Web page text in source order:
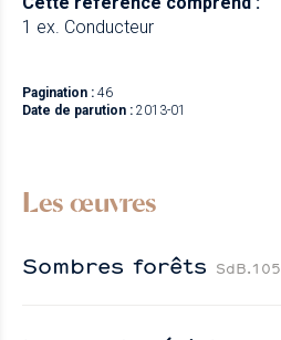
1 ex. Conducteur
Pagination : 46
Date de parution : 2013-01
Les œuvres
Sombres forêts SdB.105